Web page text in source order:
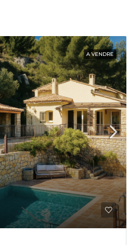
A VENDRE